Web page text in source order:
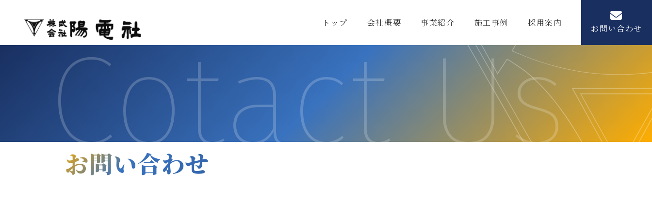
トップ 会社概要 事業紹介 施工事例 採用案内
お問い合わせ
Cotact Us
お問い合わせ